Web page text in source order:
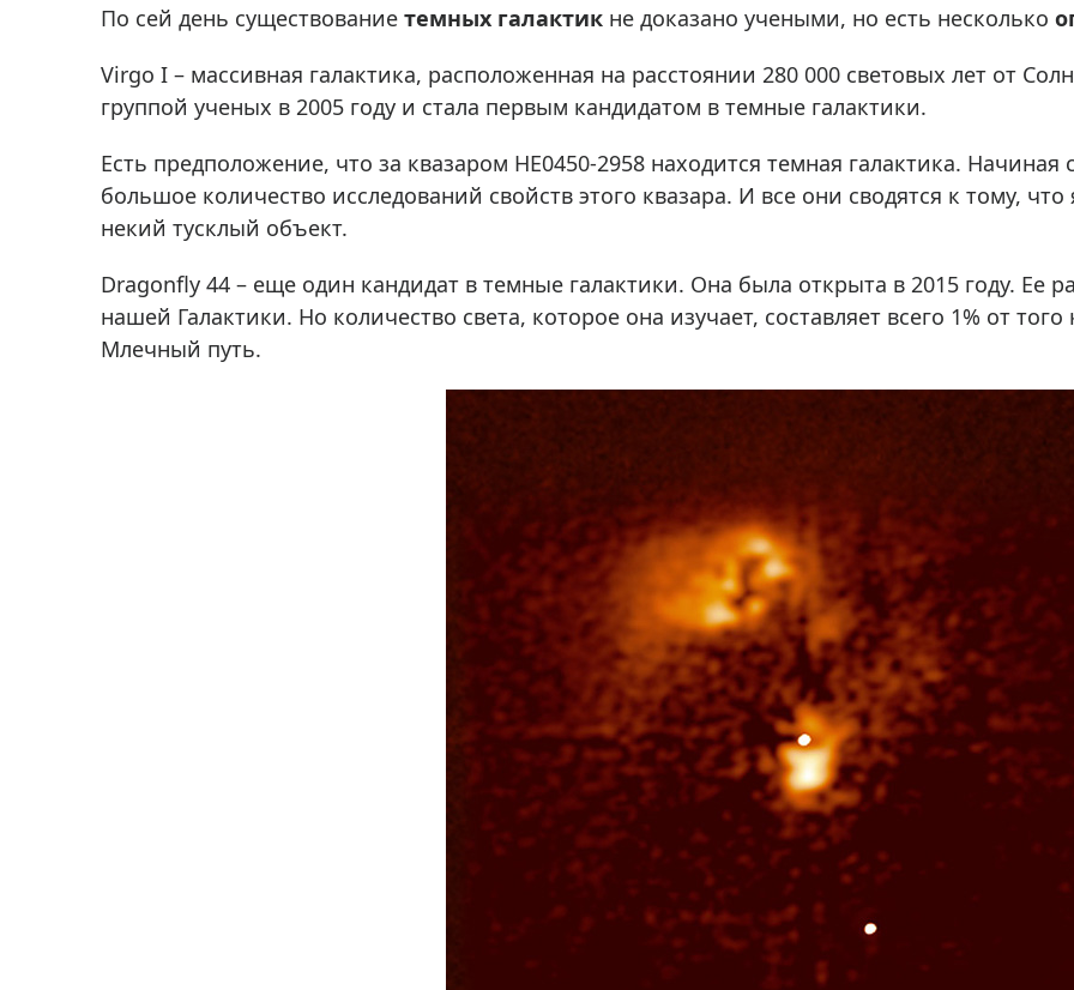
Фотогаджеты
Метеостанции, барометры, часы
Discovery (Дискавери)
Астропланетарии
Подарки
Хиты продаж
Акции
Распродажа выставочных образцов
Карты, постеры, литература
Фонари
Элементы питания, карты
Фотоловушки
Мерч
По сей день существование темных галактик не доказано учеными, но есть несколько
Virgo I – массивная галактика, расположенная на расстоянии 280 000 световых лет от
группой ученых в 2005 году и стала первым кандидатом в темные галактики.
Есть предположение, что за квазаром HE0450-2958 находится темная галактика.
большое количество исследований свойств этого квазара. И все они сводятся к тому,
некий тусклый объект.
Dragonfly 44 – еще один кандидат в темные галактики. Она была открыта в 2015 году. Ее
нашей Галактики. Но количество света, которое она изучает, составляет всего 1% от
Млечный путь.